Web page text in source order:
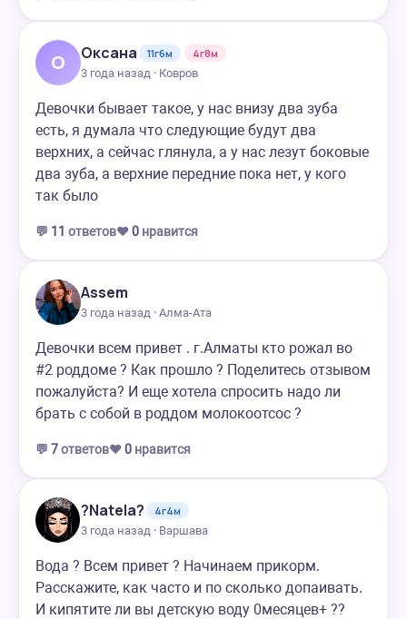
О Оксана 11г6м
4г8м
3 года назад · Ковров
Девочки бывает такое, у нас внизу два зуба
есть, я думала что следующие будут два
верхних, а сейчас глянула, а у нас лезут боковые
два зуба, а верхние передние пока нет, у кого
так было
💬 11 ответов❤️ 0 нравится
Assem
3 года назад · Алма-Ата
Девочки всем привет . г.Алматы кто рожал во
#2 роддоме ? Как прошло ? Поделитесь отзывом
пожалуйста? И еще хотела спросить надо ли
брать с собой в роддом молокоотсос ?
💬 7ответов❤️ 0 нравится
?Natela?
4г4м
3 года назад · Варшава
Вода ? Всем привет ? Начинаем прикорм.
Расскажите, как часто и по сколько допаивать.
И кипятите ли вы детскую воду 0месяцев+ ??